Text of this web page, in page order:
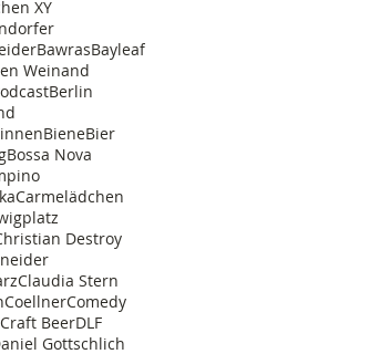
XY
BawrasBayleaf
Weinand
Berlin
BieneBier
Bossa Nova
Carmelädchen
Destroy
Claudia Stern
CoellnerComedy
Craft BeerDLF
Gottschlich